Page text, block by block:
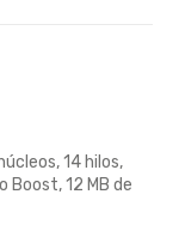
14 hilos,
Boost, 12 MB de